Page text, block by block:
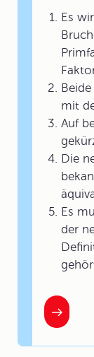
Es
mit
Auf
Die
Es
der